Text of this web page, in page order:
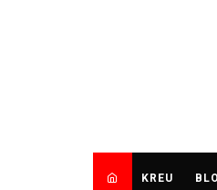
KREU